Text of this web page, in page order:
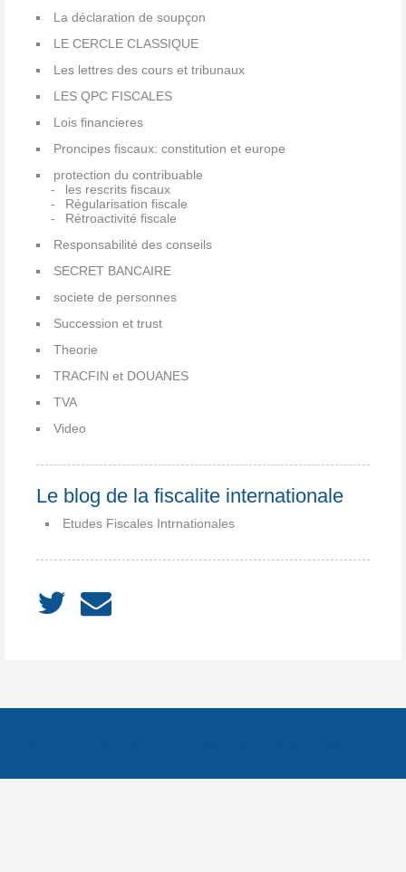
La déclaration de soupçon
LE CERCLE CLASSIQUE
Les lettres des cours et tribunaux
LES QPC FISCALES
Lois financieres
Proncipes fiscaux: constitution et europe
protection du contribuable
les rescrits fiscaux
Régularisation fiscale
Rétroactivité fiscale
Responsabilité des conseils
SECRET BANCAIRE
societe de personnes
Succession et trust
Theorie
TRACFIN et DOUANES
TVA
Video
Le blog de la fiscalite internationale
Etudes Fiscales Intrnationales